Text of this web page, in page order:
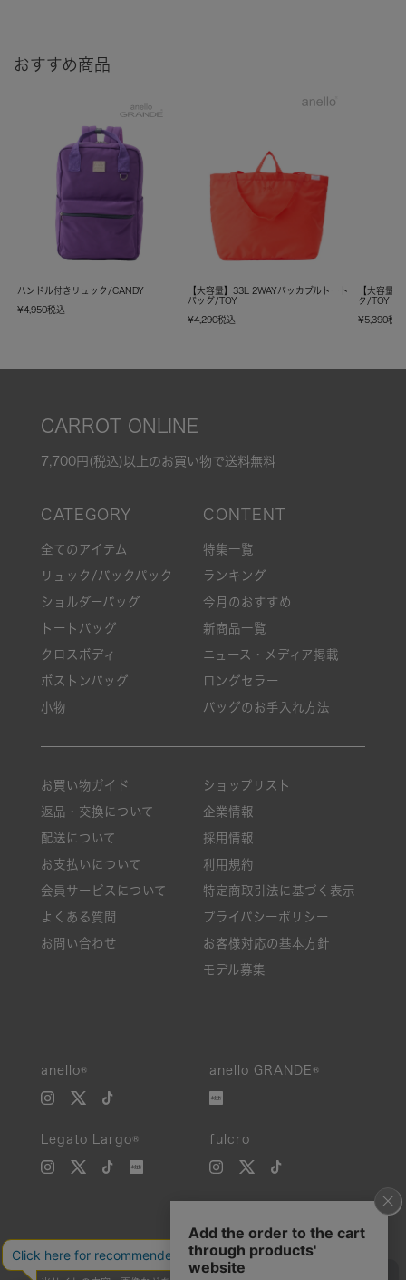
おすすめ商品
ハンドル付きリュック/CANDY
¥4,950税込
【大容量】33L 2WAYパッカブルトート
バッグ/TOY
¥4,290税込
【大容量
ク/TOY
¥5,390税込
CARROT ONLINE
7,700円(税込)以上のお買い物で送料無料
全てのアイテム
リュック/バックパック
ショルダーバッグ
トートバッグ
クロスボディ
ボストンバッグ
小物
特集一覧
ランキング
今月のおすすめ
新商品一覧
ニュース・メディア掲載
ロングセラー
バッグのお手入れ方法
お買い物ガイド
返品・交換について
配送について
お支払いについて
会員サービスについて
よくある質問
お問い合わせ
ショップリスト
企業情報
採用情報
利用規約
特定商取引法に基づく表示
プライバシーポリシー
お客様対応の基本方針
モデル募集
anello® anello GRANDE®
Legato Largo® fulcro